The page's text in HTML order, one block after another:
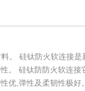
。 硅钛防火软连接
。 硅钛防防火软连
优,弹性及柔韧性极